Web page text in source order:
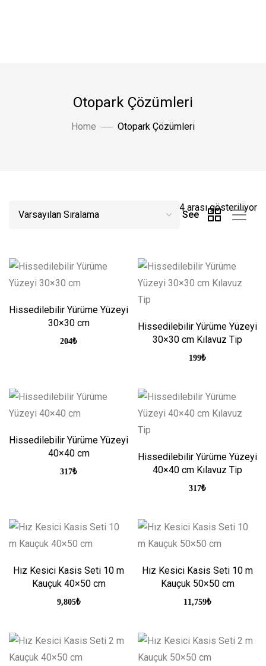
Otopark Çözümleri
Home Otopark Çözümleri
48 sonuçtan 1-24 arası gösteriliyor
See
Hissedilebilir Yürüme Yüzeyi
30×30 cm
204₺
Hissedilebilir Yürüme Yüzeyi
30×30 cm Kılavuz Tip
199₺
Hissedilebilir Yürüme Yüzeyi
40×40 cm
317₺
Hissedilebilir Yürüme Yüzeyi
40×40 cm Kılavuz Tip
317₺
Hız Kesici Kasis Seti 10 m
Kauçuk 40×50 cm
9,805₺
Hız Kesici Kasis Seti 10 m
Kauçuk 50×50 cm
11,759₺